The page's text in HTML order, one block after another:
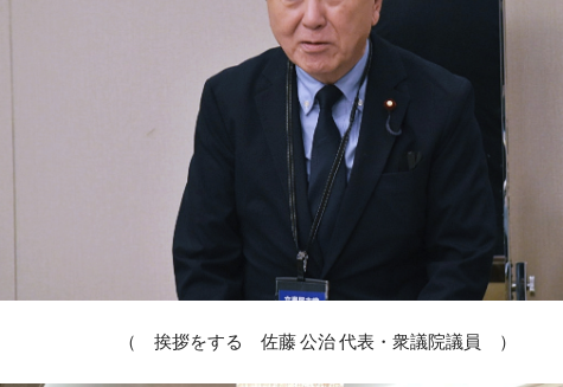
（ 挨拶をする 佐藤 公治 代表・衆議院議員 ）